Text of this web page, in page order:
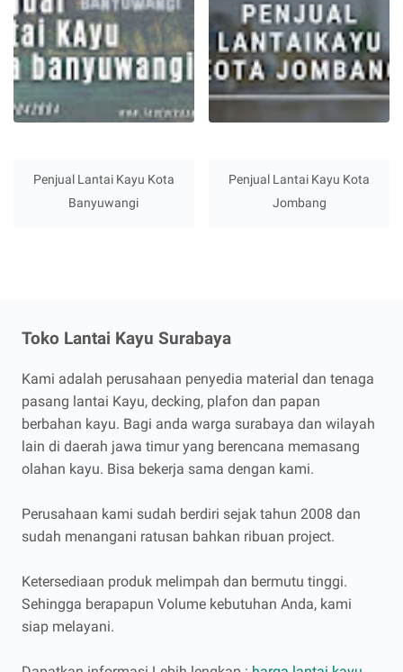
Penjual Lantai Kayu Kota
Banyuwangi
Penjual Lantai Kayu Kota
Jombang
Toko Lantai Kayu Surabaya
Kami adalah perusahaan penyedia material dan tenaga
pasang lantai Kayu, decking, plafon dan papan
berbahan kayu. Bagi anda warga surabaya dan wilayah
lain di daerah jawa timur yang berencana memasang
olahan kayu. Bisa bekerja sama dengan kami.
Perusahaan kami sudah berdiri sejak tahun 2008 dan
sudah menangani ratusan bahkan ribuan project.
Ketersediaan produk melimpah dan bermutu tinggi.
Sehingga berapapun Volume kebutuhan Anda, kami
siap melayani.